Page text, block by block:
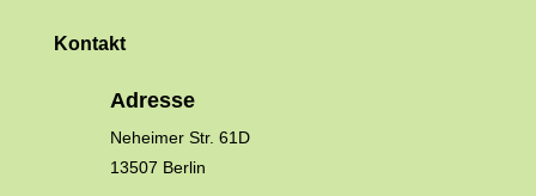
Kontakt
Adresse
Neheimer Str. 61D
13507 Berlin